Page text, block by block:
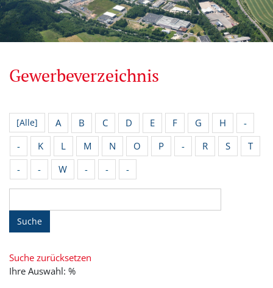
Gewerbeverzeichnis
[Alle] A B C D E F G H
-
-
K L M N O P - R S
T
-
- W - - -
Suche
Suche zurücksetzen
Ihre Auswahl: %